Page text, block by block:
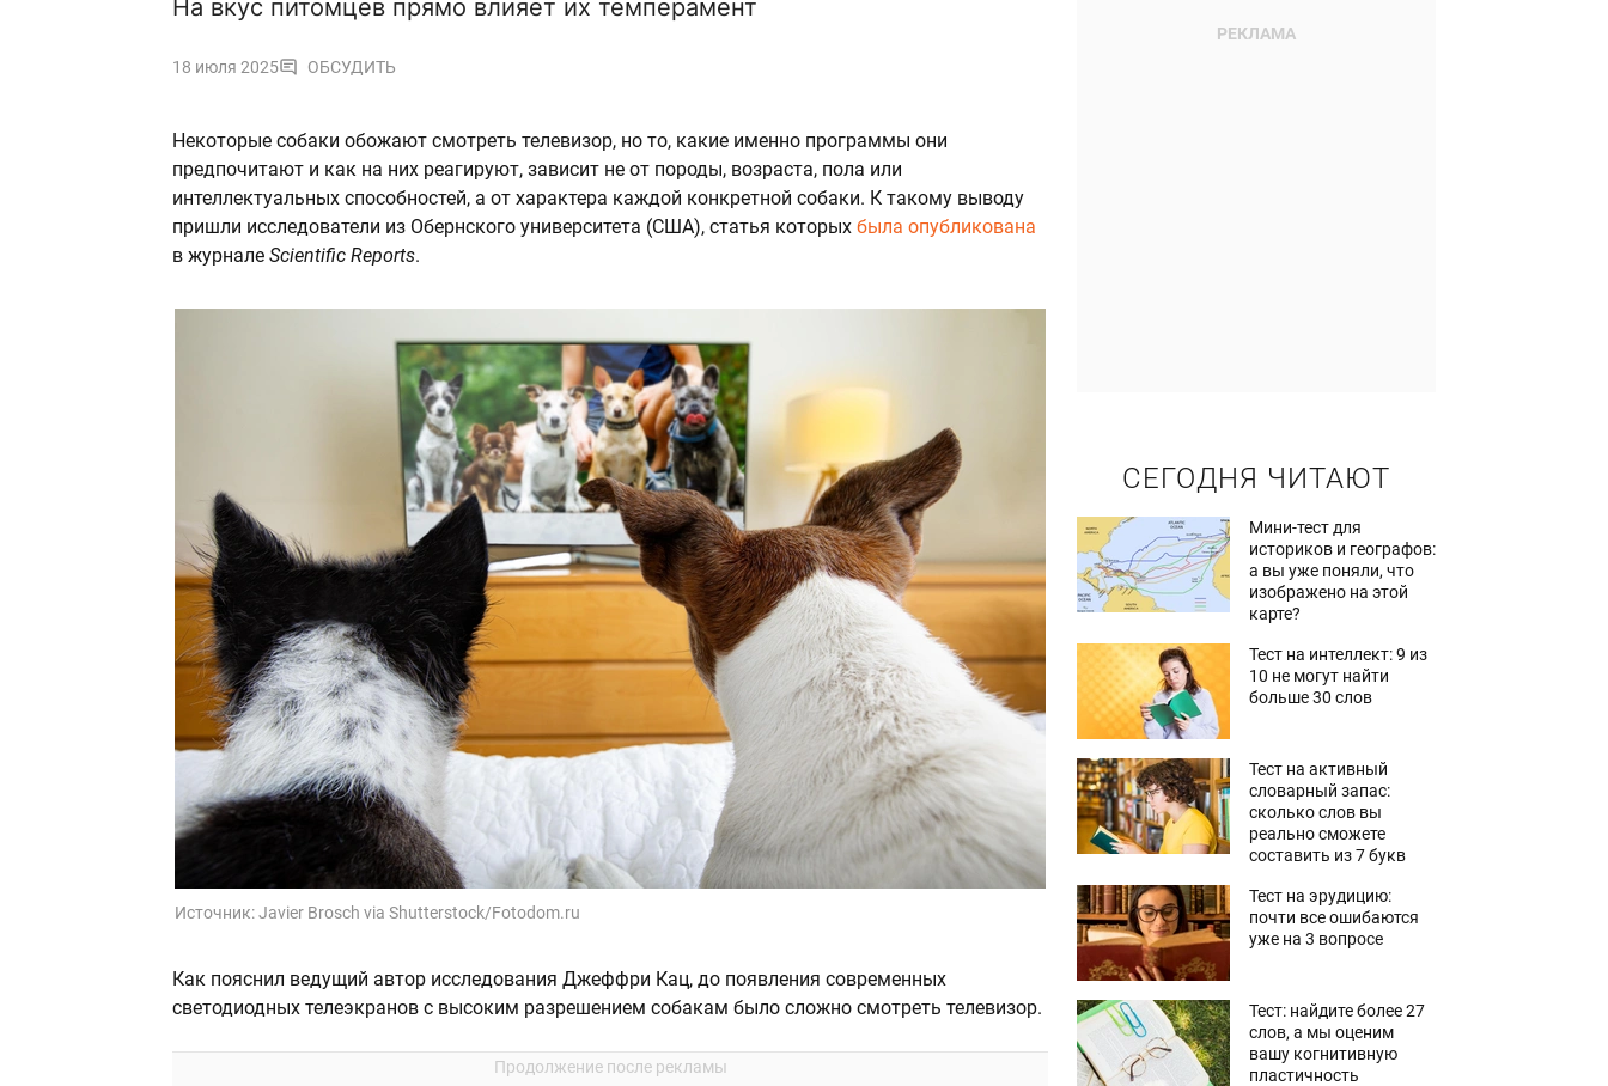
На вкус питомцев прямо влияет их темперамент
18 июля 2025 ОБСУДИТЬ
Некоторые собаки обожают смотреть телевизор, но то, какие именно программы они
предпочитают и как на них реагируют, зависит не от породы, возраста, пола или
интеллектуальных способностей, а от характера каждой конкретной собаки. К такому выводу
пришли исследователи из Обернского университета (США), статья которых была опубликована
в журнале Scientific Reports.
Источник:Javier Brosch via Shutterstock/Fotodom.ru
Как пояснил ведущий автор исследования Джеффри Кац, до появления современных
светодиодных телеэкранов с высоким разрешением собакам было сложно смотреть телевизор.
СЕГОДНЯ ЧИТАЮТ
Мини-тест для
историков и географов:
а вы уже поняли, что
изображено на этой
карте?
Тест на интеллект: 9 из
10 не могут найти
больше 30 слов
Тест на активный
словарный запас:
сколько слов вы
реально сможете
составить из 7 букв
Тест на эрудицию:
почти все ошибаются
уже на 3 вопросе
Тест: найдите более 27
слов, а мы оценим
вашу когнитивную
пластичность